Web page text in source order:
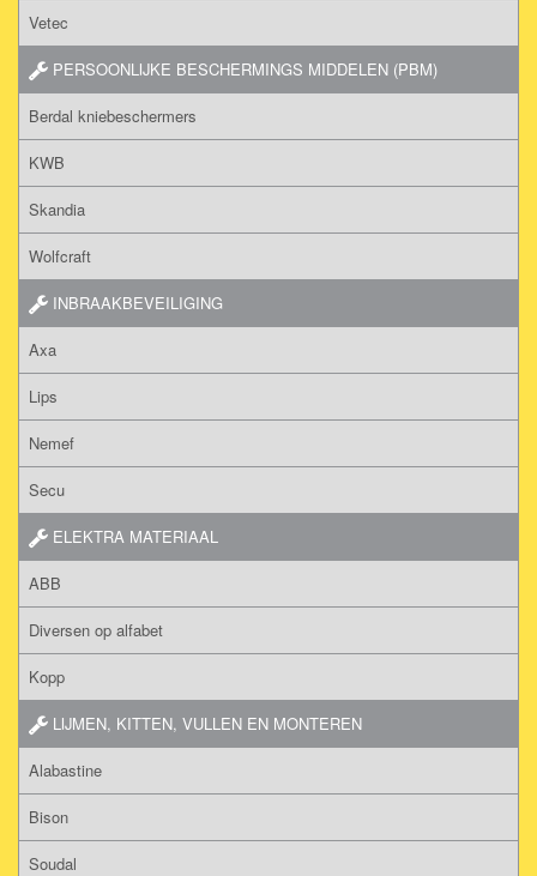
Vetec
PERSOONLIJKE BESCHERMINGS MIDDELEN (PBM)
Berdal kniebeschermers
KWB
Skandia
Wolfcraft
INBRAAKBEVEILIGING
Axa
Lips
Nemef
Secu
ELEKTRA MATERIAAL
ABB
Diversen op alfabet
Kopp
LIJMEN, KITTEN, VULLEN EN MONTEREN
Alabastine
Bison
Soudal